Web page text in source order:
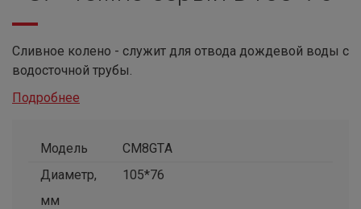
Сливное колено - служит для отвода дождевой воды с
водосточной трубы.
Подробнее
Модель
CM8GTА
Диаметр,
мм
105*76